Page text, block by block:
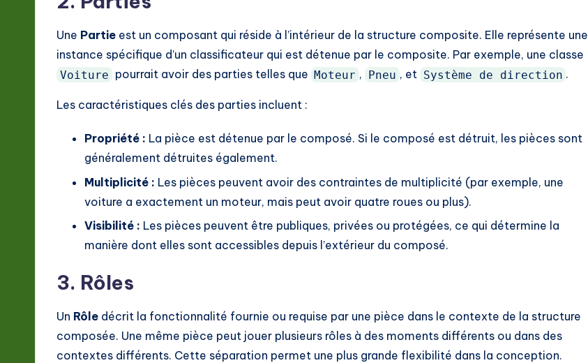
Une Partie est un composant qui réside à l’intérieur de la structure composite. Elle représente une
instance spécifique d’un classificateur qui est détenue par le composite. Par exemple, une classe
Voiture pourrait avoir des parties telles que Moteur , Pneu , et Système de direction .
Les caractéristiques clés des parties incluent :
Propriété : La pièce est détenue par le composé. Si le composé est détruit, les pièces sont
généralement détruites également.
Multiplicité : Les pièces peuvent avoir des contraintes de multiplicité (par exemple, une
voiture a exactement un moteur, mais peut avoir quatre roues ou plus).
Visibilité : Les pièces peuvent être publiques, privées ou protégées, ce qui détermine la
manière dont elles sont accessibles depuis l’extérieur du composé.
3. Rôles
Un Rôle décrit la fonctionnalité fournie ou requise par une pièce dans le contexte de la structure
composée. Une même pièce peut jouer plusieurs rôles à des moments différents ou dans des
contextes différents. Cette séparation permet une plus grande flexibilité dans la conception.